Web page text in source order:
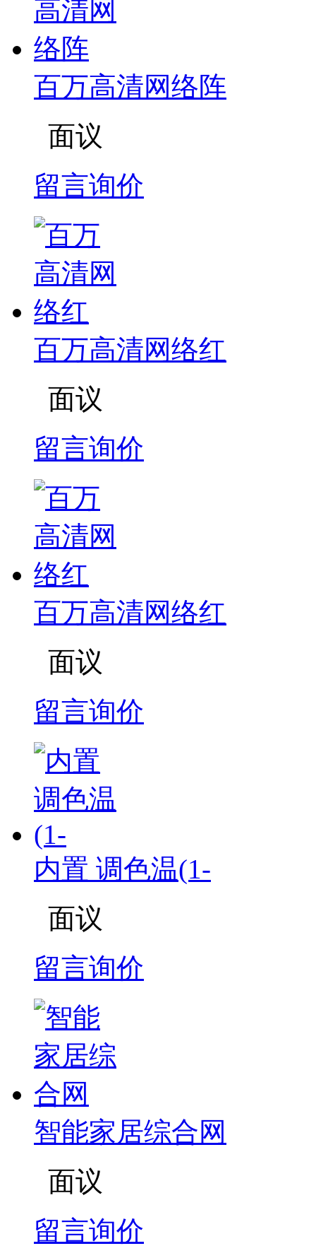
百万高清网络阵
面议
留言询价
百万高清网络红
面议
留言询价
百万高清网络红
面议
留言询价
内置 调色温(1-
面议
留言询价
智能家居综合网
面议
留言询价